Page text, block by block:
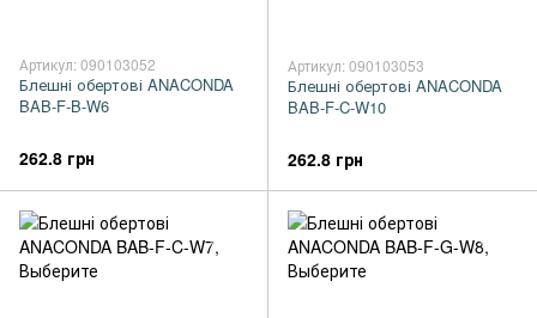
Артикул: 090103052
Блешні обертові ANACONDA
BAB-F-B-W6
262.8 грн
Артикул: 090103053
Блешні обертові ANACONDA
BAB-F-C-W10
262.8 грн